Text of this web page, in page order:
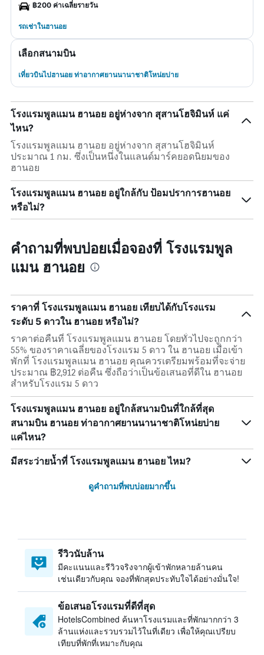
฿200 ค่าเฉลี่ยรายวัน
รถเช่าในฮานอย
เลือกสนามบิน
เที่ยวบินไปฮานอย ท่าอากาศยานนานาชาติโหน่ยบ่าย
โรงแรมพูลแมน ฮานอย อยู่ห่างจาก สุสานโฮจิมินห์ แค่
ไหน?
โรงแรมพูลแมน ฮานอย อยู่ห่างจาก สุสานโฮจิมินห์
ประมาณ 1 กม. ซึ่งเป็นหนึ่งในแลนด์มาร์คยอดนิยมของ
ฮานอย
โรงแรมพูลแมน ฮานอย อยู่ใกล้กับ ป้อมปราการฮานอย
หรือไม่?
คำถามที่พบบ่อยเมื่อจองที่ โรงแรมพูล
แมน ฮานอย
ราคาที่ โรงแรมพูลแมน ฮานอย เทียบได้กับโรงแรม
ระดับ 5 ดาวใน ฮานอย หรือไม่?
ราคาต่อคืนที่ โรงแรมพูลแมน ฮานอย โดยทั่วไปจะถูกกว่า
55% ของราคาเฉลี่ยของโรงแรม 5 ดาว ใน ฮานอย เมื่อเข้า
พักที่ โรงแรมพูลแมน ฮานอย คุณควรเตรียมพร้อมที่จะจ่าย
ประมาณ ฿2,912 ต่อคืน ซึ่งถือว่าเป็นข้อเสนอที่ดีใน ฮานอย
สำหรับโรงแรม 5 ดาว
โรงแรมพูลแมน ฮานอย อยู่ใกล้สนามบินที่ใกล้ที่สุด
สนามบิน ฮานอย ท่าอากาศยานนานาชาติโหน่ยบ่าย
แค่ไหน?
มีสระว่ายน้ำที่ โรงแรมพูลแมน ฮานอย ไหม?
ดูคำถามที่พบบ่อยมากขึ้น
รีวิวนับล้าน
มีคะแนนและรีวิวจริงจากผู้เข้าพักหลายล้านคน
เช่นเดียวกับคุณ จองที่พักสุดประทับใจได้อย่างมั่นใจ!
ข้อเสนอโรงแรมที่ดีที่สุด
HotelsCombined ค้นหาโรงแรมและที่พักมากกว่า 3
ล้านแห่งและรวบรวมไว้ในที่เดียว เพื่อให้คุณเปรียบ
เทียบที่พักที่เหมาะกับคุณ